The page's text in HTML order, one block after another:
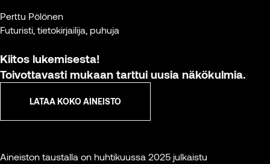
Perttu Pölönen
Futuristi, tietokirjailija, puhuja
Kiitos lukemisesta!
Toivottavasti mukaan tarttui uusia näkökulmia.
LATAA KOKO AINEISTO
Aineiston taustalla on huhtikuussa 2025 julkaistu